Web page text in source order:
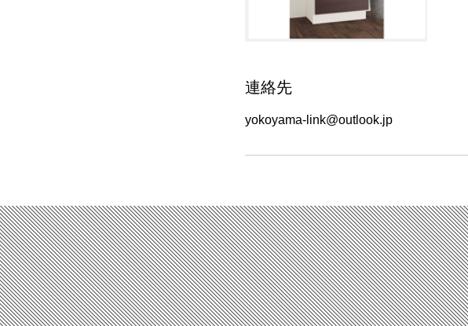
連絡先
yokoyama-link@outlook.jp